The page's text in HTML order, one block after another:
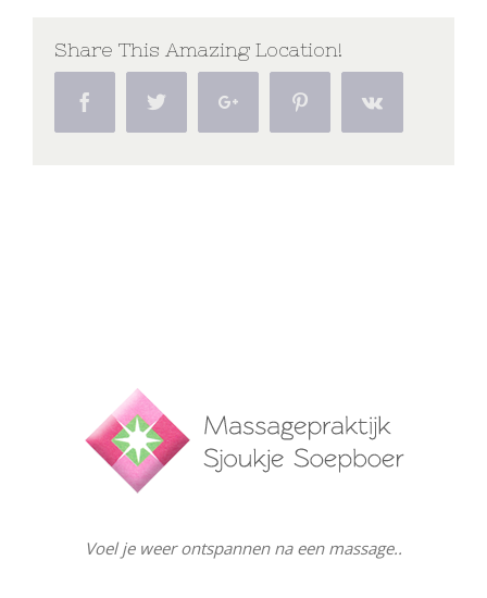
Share This Amazing Location!
Facebook Twitter Google+ Pinterest Vk
Voel je weer ontspannen na een massage..